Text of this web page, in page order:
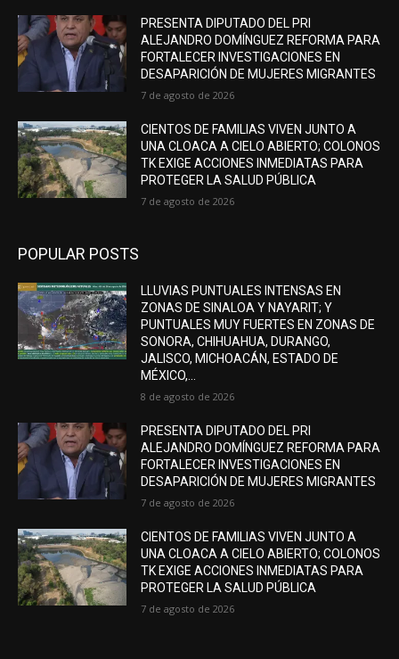
PRESENTA DIPUTADO DEL PRI
ALEJANDRO DOMÍNGUEZ REFORMA PARA
FORTALECER INVESTIGACIONES EN
DESAPARICIÓN DE MUJERES MIGRANTES
7 de agosto de 2026
CIENTOS DE FAMILIAS VIVEN JUNTO A
UNA CLOACA A CIELO ABIERTO; COLONOS
TK EXIGE ACCIONES INMEDIATAS PARA
PROTEGER LA SALUD PÚBLICA
7 de agosto de 2026
POPULAR POSTS
LLUVIAS PUNTUALES INTENSAS EN
ZONAS DE SINALOA Y NAYARIT; Y
PUNTUALES MUY FUERTES EN ZONAS DE
SONORA, CHIHUAHUA, DURANGO,
JALISCO, MICHOACÁN, ESTADO DE
MÉXICO,...
8 de agosto de 2026
PRESENTA DIPUTADO DEL PRI
ALEJANDRO DOMÍNGUEZ REFORMA PARA
FORTALECER INVESTIGACIONES EN
DESAPARICIÓN DE MUJERES MIGRANTES
7 de agosto de 2026
CIENTOS DE FAMILIAS VIVEN JUNTO A
UNA CLOACA A CIELO ABIERTO; COLONOS
TK EXIGE ACCIONES INMEDIATAS PARA
PROTEGER LA SALUD PÚBLICA
7 de agosto de 2026